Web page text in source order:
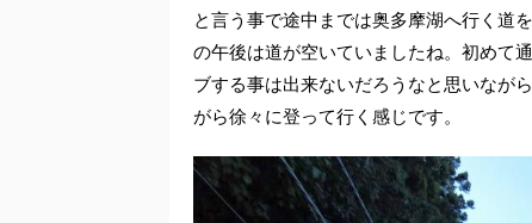
と言う事で途中までは奥多摩湖へ行く道
の午後は道が空いていましたね。初めて
ブする事は出来ないだろうなと思いなが
がら徐々に登って行く感じです。